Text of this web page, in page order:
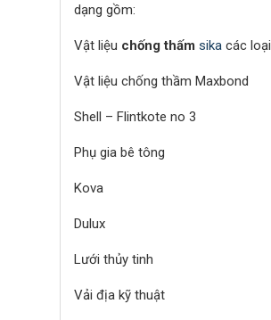
dạng gồm:
Vật liệu chống thấm sika các loại
Vật liệu chống thầm Maxbond
Shell – Flintkote no 3
Phụ gia bê tông
Kova
Dulux
Lưới thủy tinh
Vải địa kỹ thuật